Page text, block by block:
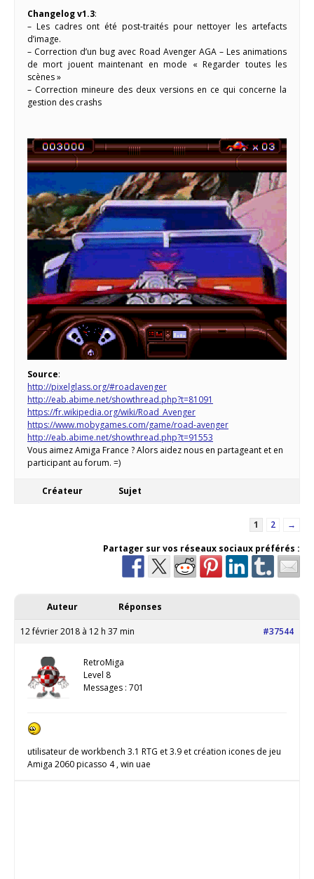
Changelog v1.3:
– Les cadres ont été post-traités pour nettoyer les artefacts
d’image.
– Correction d’un bug avec Road Avenger AGA – Les animations
de mort jouent maintenant en mode « Regarder toutes les
scènes »
– Correction mineure des deux versions en ce qui concerne la
gestion des crashs
Source:
http://pixelglass.org/#roadavenger
http://eab.abime.net/showthread.php?t=81091
https://fr.wikipedia.org/wiki/Road_Avenger
https://www.mobygames.com/game/road-avenger
http://eab.abime.net/showthread.php?t=91553
Vous aimez Amiga France ? Alors aidez nous en partageant et en
participant au forum. =)
Créateur Sujet
1 2
→
Partager sur vos réseaux sociaux préférés :
Auteur Réponses
12 février 2018 à 12 h 37 min #37544
RetroMiga
Level 8
Messages : 701
utilisateur de workbench 3.1 RTG et 3.9 et création icones de jeu
Amiga 2060 picasso 4 , win uae